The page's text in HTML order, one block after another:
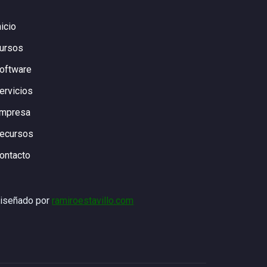
porramiroestavillo.com